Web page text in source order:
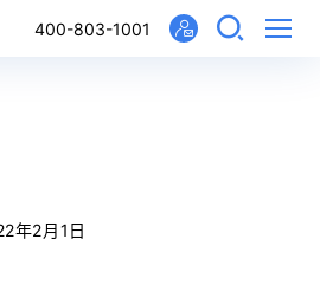
400-803-1001
年2月1日